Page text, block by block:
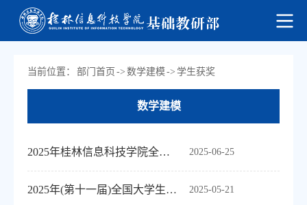
当前位置： 部门首页 -> 数学建模-> 学生获奖
数学建模
2025-06-25
2025年桂林信息科技学院全国大学生建模竞赛校内赛获奖名单公示
2025-05-21
2025年(第十一届)全国大学生统计建模大赛桂林信息科技学院校内选拔赛队伍名单公示